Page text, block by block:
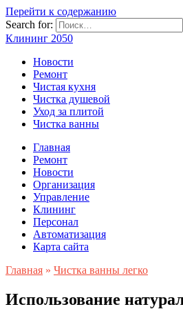
Перейти к содержанию
Search for:
Клининг 2050
Новости
Ремонт
Чистая кухня
Чистка душевой
Уход за плитой
Чистка ванны
Главная
Ремонт
Новости
Организация
Управление
Клининг
Персонал
Автоматизация
Карта сайта
Главная » Чистка ванны легко
Использование